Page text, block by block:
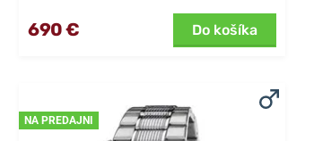
690 € Do košíka
NA PREDAJNI